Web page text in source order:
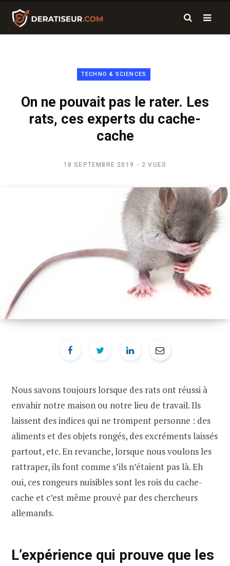
TECHNO & SCIENCES
On ne pouvait pas le rater. Les
rats, ces experts du cache-
cache
18 SEPTEMBRE 2019 2 VUES
Nous savons toujours lorsque des rats ont réussi à
envahir notre maison ou notre lieu de travail. Ils
laissent des indices qui ne trompent personne : des
aliments et des objets rongés, des excréments laissés
partout, etc. En revanche, lorsque nous voulons les
rattraper, ils font comme s’ils n’étaient pas là. Eh
oui, ces rongeurs nuisibles sont les rois du cache-
cache et c’est même prouvé par des chercheurs
allemands.
L’expérience qui prouve que les